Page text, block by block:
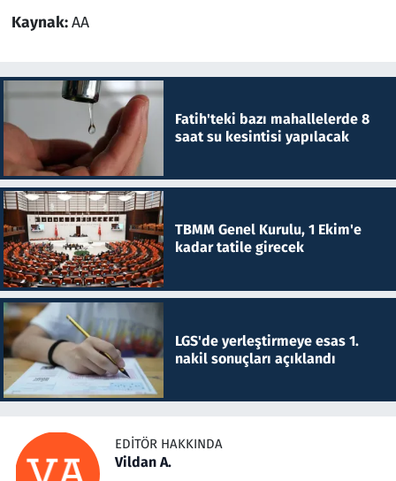
Kaynak:AA
Fatih'teki bazı mahallelerde 8
saat su kesintisi yapılacak
TBMM Genel Kurulu, 1 Ekim'e
kadar tatile girecek
LGS'de yerleştirmeye esas 1.
nakil sonuçları açıklandı
EDITÖR HAKKINDA
Vildan A.